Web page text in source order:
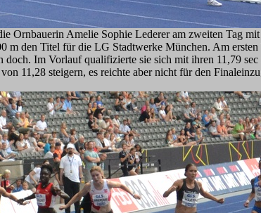
Ornbauerin Amelie Sophie Lederer am zweiten Tag
m den Titel für die LG Stadtwerke München. Am
doch. Im Vorlauf qualifizierte sie sich mit ihren 11,79
11,28 steigern, es reichte aber nicht für den